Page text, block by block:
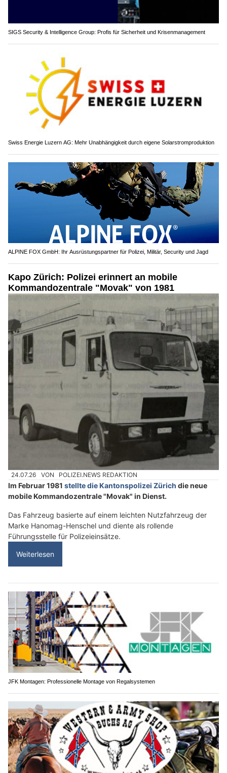
SIGS Security & Intelligence Group: Profis für Sicherheit und Krisenmanagement
Swiss Energie Luzern AG: Mehr Unabhängigkeit durch eigene Solarstromproduktion
ALPINE FOX GmbH: Ihr Ausrüstungspartner für Polizei, Militär, Security und Jagd
Kapo Zürich: Polizei erinnert an mobile
Kommandozentrale "Movak" von 1981
24.07.26 VON POLIZEI.NEWS REDAKTION
Im Februar 1981 stellte die Kantonspolizei Zürich die neue
mobile Kommandozentrale "Movak" in Dienst.
Das Fahrzeug basierte auf einem leichten Nutzfahrzeug der
Marke Hanomag-Henschel und diente als rollende
Führungsstelle für Polizeieinsätze.
Weiterlesen
JFK Montagen: Professionelle Montage von Regalsystemen